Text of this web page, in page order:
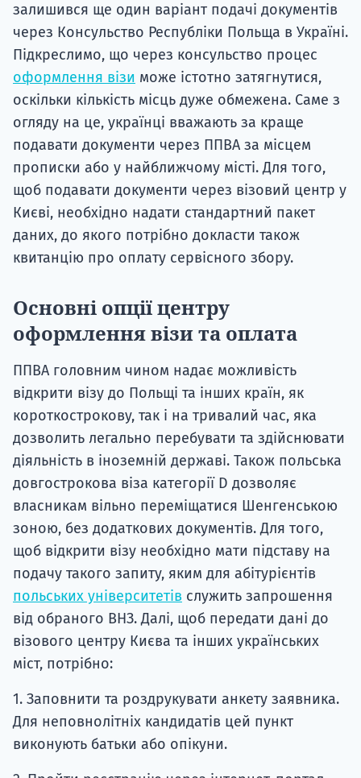
залишився ще один варіант подачі документів
через Консульство Республіки Польща в Україні.
Підкреслимо, що через консульство процес
оформлення візи може істотно затягнутися,
оскільки кількість місць дуже обмежена. Саме з
огляду на це, українці вважають за краще
подавати документи через ППВА за місцем
прописки або у найближчому місті. Для того,
щоб подавати документи через візовий центр у
Києві, необхідно надати стандартний пакет
даних, до якого потрібно докласти також
квитанцію про оплату сервісного збору.
Основні опції центру
оформлення візи та оплата
ППВА головним чином надає можливість
відкрити візу до Польщі та інших країн, як
короткострокову, так і на тривалий час, яка
дозволить легально перебувати та здійснювати
діяльність в іноземній державі. Також польська
довгострокова віза категорії D дозволяє
власникам вільно переміщатися Шенгенською
зоною, без додаткових документів. Для того,
щоб відкрити візу необхідно мати підставу на
подачу такого запиту, яким для абітурієнтів
польських університетів служить запрошення
від обраного ВНЗ. Далі, щоб передати дані до
візового центру Києва та інших українських
міст, потрібно:
1. Заповнити та роздрукувати анкету заявника.
Для неповнолітніх кандидатів цей пункт
виконують батьки або опікуни.